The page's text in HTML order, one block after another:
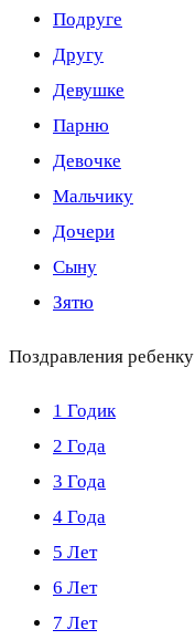
Подруге
Другу
Девушке
Парню
Девочке
Мальчику
Дочери
Сыну
Зятю
Поздравления ребенку
1 Годик
2 Года
3 Года
4 Года
5 Лет
6 Лет
7 Лет